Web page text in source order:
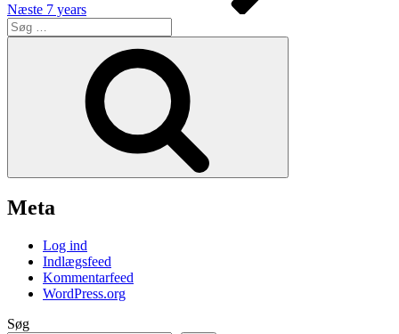
Næste 7 years
Søg
efter:
Meta
Log ind
Indlægsfeed
Kommentarfeed
WordPress.org
Søg